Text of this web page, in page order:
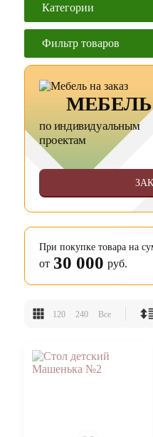
Категории
Фильтр товаров
МЕБЕЛЬ
по индивидуальным
проектам
При покупке товара на
от 30 000 руб.
120 240 Все